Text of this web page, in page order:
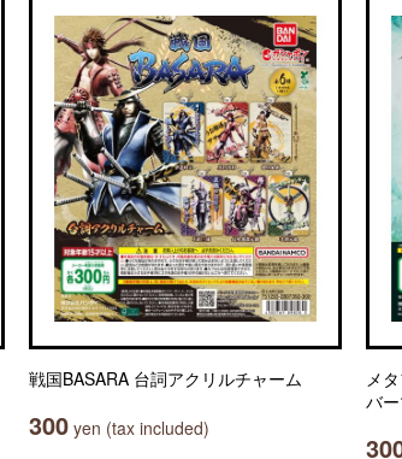
戦国BASARA 台詞アクリルチャーム
300 yen (tax included)
メ
バ